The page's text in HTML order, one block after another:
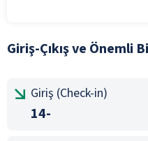
Giriş-Çıkış ve Önemli
Giriş (Check-in)
14-